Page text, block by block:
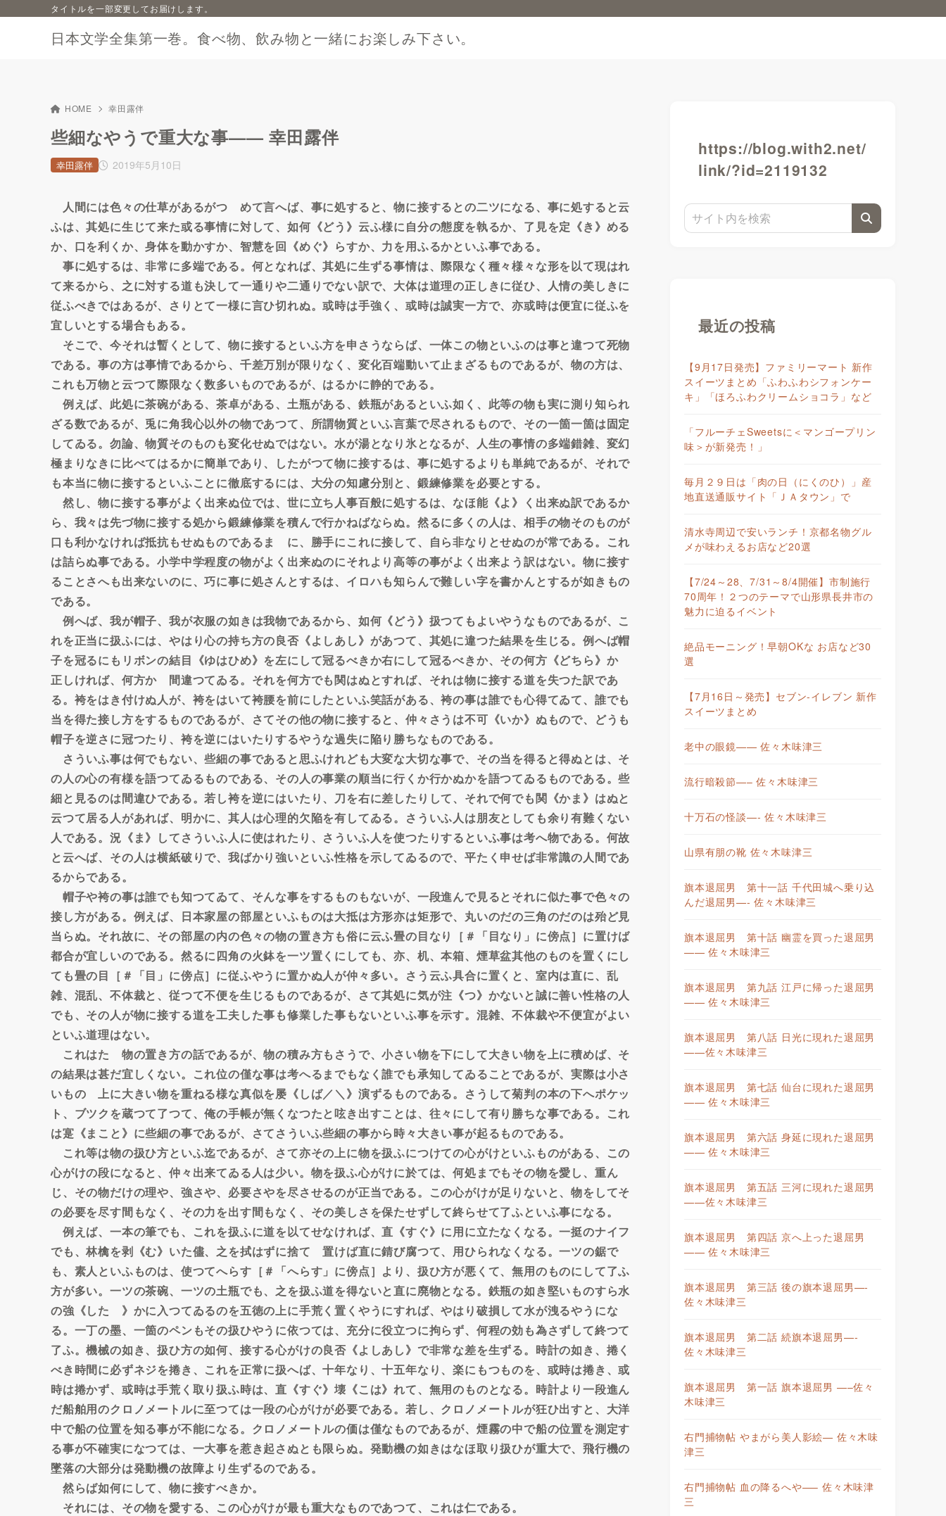
日本文学全集第一巻。食べ物、飲み物と一緒にお楽しみ下さい。
タイトルを一部変更してお届けします。
HOME 幸田露伴
些細なやうで重大な事—— 幸田露伴
2019年5月10日
幸田露伴
人間には色々の仕草があるがつゞめて言へば、事に処すると、物に接するとの二ツになる、事に処すると云
ふは、其処に生じて来た或る事情に対して、如何《どう》云ふ様に自分の態度を執るか、了見を定《き》める
か、口を利くか、身体を動かすか、智慧を回《めぐ》らすか、力を用ふるかといふ事である。
事に処するは、非常に多端である。何となれば、其処に生ずる事情は、際限なく種々様々な形を以て現はれ
て来るから、之に対する道も決して一通りや二通りでない訳で、大体は道理の正しきに従ひ、人情の美しきに
従ふべきではあるが、さりとて一様に言ひ切れぬ。或時は手強く、或時は誠実一方で、亦或時は便宜に従ふを
宜しいとする場合もある。
そこで、今それは暫くとして、物に接するといふ方を申さうならば、一体この物といふのは事と違つて死物
である。事の方は事情であるから、千差万別が限りなく、変化百端動いて止まざるものであるが、物の方は、
これも万物と云つて際限なく数多いものであるが、はるかに静的である。
例えば、此処に茶碗がある、茶卓がある、土瓶がある、鉄瓶があるといふ如く、此等の物も実に測り知られ
ざる数であるが、兎に角我心以外の物であつて、所謂物質といふ言葉で尽されるもので、その一箇一箇は固定
してゐる。勿論、物質そのものも変化せぬではない。水が湯となり氷となるが、人生の事情の多端錯雑、変幻
極まりなきに比べてはるかに簡単であり、したがつて物に接するは、事に処するよりも単純であるが、それで
も本当に物に接するといふことに徹底するには、大分の知慮分別と、鍛練修業を必要とする。
然し、物に接する事がよく出来ぬ位では、世に立ち人事百般に処するは、なほ能《よ》く出来ぬ訳であるか
ら、我々は先づ物に接する処から鍛練修業を積んで行かねばならぬ。然るに多くの人は、相手の物そのものが
口も利かなければ抵抗もせぬものであるまゝに、勝手にこれに接して、自ら非なりとせぬのが常である。これ
は詰らぬ事である。小学中学程度の物がよく出来ぬのにそれより高等の事がよく出来よう訳はない。物に接す
ることさへも出来ないのに、巧に事に処さんとするは、イロハも知らんで難しい字を書かんとするが如きもの
である。
例へば、我が帽子、我が衣服の如きは我物であるから、如何《どう》扱つてもよいやうなものであるが、こ
れを正当に扱ふには、やはり心の持ち方の良否《よしあし》があつて、其処に違つた結果を生じる。例へば帽
子を冠るにもリボンの結目《ゆはひめ》を左にして冠るべきか右にして冠るべきか、その何方《どちら》かゞ
正しければ、何方かゞ間違つてゐる。それを何方でも関はぬとすれば、それは物に接する道を失つた訳であ
る。袴をはき付けぬ人が、袴をはいて袴腰を前にしたといふ笑話がある、袴の事は誰でも心得てゐて、誰でも
当を得た接し方をするものであるが、さてその他の物に接すると、仲々さうは不可《いか》ぬもので、どうも
帽子を逆さに冠つたり、袴を逆にはいたりするやうな過失に陥り勝ちなものである。
さういふ事は何でもない、些細の事であると思ふけれども大変な大切な事で、その当を得ると得ぬとは、そ
の人の心の有様を語つてゐるものである、その人の事業の順当に行くか行かぬかを語つてゐるものである。些
細と見るのは間違ひである。若し袴を逆にはいたり、刀を右に差したりして、それで何でも関《かま》はぬと
云つて居る人があれば、明かに、其人は心理的欠陥を有してゐる。さういふ人は朋友としても余り有難くない
人である。況《ま》してさういふ人に使はれたり、さういふ人を使つたりするといふ事は考へ物である。何故
と云へば、その人は横紙破りで、我ばかり強いといふ性格を示してゐるので、平たく申せば非常識の人間であ
るからである。
帽子や袴の事は誰でも知つてゐて、そんな事をするものもないが、一段進んで見るとそれに似た事で色々の
接し方がある。例えば、日本家屋の部屋といふものは大抵は方形亦は矩形で、丸いのだの三角のだのは殆ど見
当らぬ。それ故に、その部屋の内の色々の物の置き方も俗に云ふ畳の目なり［＃「目なり」に傍点］に置けば
都合が宜しいのである。然るに四角の火鉢を一ツ置くにしても、亦、机、本箱、煙草盆其他のものを置くにし
ても畳の目［＃「目」に傍点］に従ふやうに置かぬ人が仲々多い。さう云ふ具合に置くと、室内は直に、乱
雑、混乱、不体裁と、従つて不便を生じるものであるが、さて其処に気が注《つ》かないと誠に善い性格の人
でも、その人が物に接する道を工夫した事も修業した事もないといふ事を示す。混雑、不体裁や不便宜がよい
といふ道理はない。
これはたゞ物の置き方の話であるが、物の積み方もさうで、小さい物を下にして大きい物を上に積めば、そ
の結果は甚だ宜しくない。これ位の僅な事は考へるまでもなく誰でも承知してゐることであるが、実際は小さ
いものゝ上に大きい物を重ねる様な真似を屡《しば／＼》演ずるものである。さうして菊判の本の下へポケッ
ト、ブツクを蔵つて了つて、俺の手帳が無くなつたと呟き出すことは、往々にして有り勝ちな事である。これ
は寔《まこと》に些細の事であるが、さてさういふ些細の事から時々大きい事が起るものである。
これ等は物の扱ひ方といふ迄であるが、さて亦その上に物を扱ふにつけての心がけといふものがある、この
心がけの段になると、仲々出来てゐる人は少い。物を扱ふ心がけに於ては、何処までもその物を愛し、重ん
じ、その物だけの理や、強さや、必要さやを尽させるのが正当である。この心がけが足りないと、物をしてそ
の必要を尽す間もなく、その力を出す間もなく、その美しさを保たせずして終らせて了ふといふ事になる。
例えば、一本の筆でも、これを扱ふに道を以てせなければ、直《すぐ》に用に立たなくなる。一挺のナイフ
でも、林檎を剥《む》いた儘、之を拭はずに捨てゝ置けば直に錆び腐つて、用ひられなくなる。一ツの鋸で
も、素人といふものは、使つてへらす［＃「へらす」に傍点］より、扱ひ方が悪くて、無用のものにして了ふ
方が多い。一ツの茶碗、一ツの土瓶でも、之を扱ふ道を得ないと直に廃物となる。鉄瓶の如き堅いものすら水
の強《したゝ》かに入つてゐるのを五徳の上に手荒く置くやうにすれば、やはり破損して水が洩るやうにな
る。一丁の墨、一箇のペンもその扱ひやうに依つては、充分に役立つに拘らず、何程の効も為さずして終つて
了ふ。機械の如き、扱ひ方の如何、接する心がけの良否《よしあし》で非常な差を生ずる。時計の如き、捲く
べき時間に必ずネジを捲き、これを正常に扱へば、十年なり、十五年なり、楽にもつものを、或時は捲き、或
時は捲かず、或時は手荒く取り扱ふ時は、直《すぐ》壊《こは》れて、無用のものとなる。時計より一段進ん
だ船舶用のクロノメートルに至つては一段の心がけが必要である。若し、クロノメートルが狂ひ出すと、大洋
中で船の位置を知る事が不能になる。クロノメートルの価は僅なものであるが、煙霧の中で船の位置を測定す
る事が不確実になつては、一大事を惹き起さぬとも限らぬ。発動機の如きはなほ取り扱ひが重大で、飛行機の
墜落の大部分は発動機の故障より生ずるのである。
然らば如何にして、物に接すべきか。
それには、その物を愛する、この心がけが最も重大なものであつて、これは仁である。
https://blog.with2.net/
link/?id=2119132
最近の投稿
【9月17日発売】ファミリーマート 新作
スイーツまとめ「ふわふわシフォンケー
キ」「ほろふわクリームショコラ」など
「フルーチェSweetsに＜マンゴープリン
味＞が新発売！」
毎月２９日は「肉の日（にくのひ）」産
地直送通販サイト「ＪＡタウン」で
清水寺周辺で安いランチ！京都名物グル
メが味わえるお店など20選
【7/24～28、7/31～8/4開催】市制施行
70周年！２つのテーマで山形県長井市の
魅力に迫るイベント
絶品モーニング！早朝OKな お店など30
選
【7月16日～発売】セブン-イレブン 新作
スイーツまとめ
老中の眼鏡—— 佐々木味津三
流行暗殺節—– 佐々木味津三
十万石の怪談—- 佐々木味津三
山県有朋の靴 佐々木味津三
旗本退屈男 第十一話 千代田城へ乗り込
んだ退屈男—- 佐々木味津三
旗本退屈男 第十話 幽霊を買った退屈男
—— 佐々木味津三
旗本退屈男 第九話 江戸に帰った退屈男
—— 佐々木味津三
旗本退屈男 第八話 日光に現れた退屈男
——佐々木味津三
旗本退屈男 第七話 仙台に現れた退屈男
—— 佐々木味津三
旗本退屈男 第六話 身延に現れた退屈男
—— 佐々木味津三
旗本退屈男 第五話 三河に現れた退屈男
——佐々木味津三
旗本退屈男 第四話 京へ上った退屈男
—— 佐々木味津三
旗本退屈男 第三話 後の旗本退屈男—-
佐々木味津三
旗本退屈男 第二話 続旗本退屈男—-
佐々木味津三
旗本退屈男 第一話 旗本退屈男 —–佐々
木味津三
右門捕物帖 やまがら美人影絵— 佐々木味
津三
右門捕物帖 血の降るへや—– 佐々木味津
三